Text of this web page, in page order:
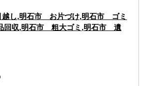
し,明石市 お片づけ,明石市 ゴミ
回収,明石市 粗大ゴミ ,明石市 遺